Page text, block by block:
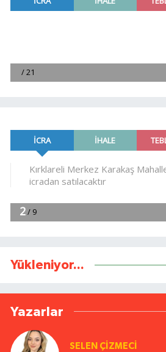
Yükleniyor...
Yazarlar
SELEN ÇİZMECİ